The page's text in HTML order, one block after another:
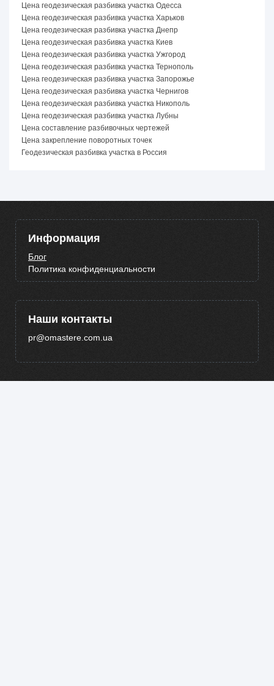
Цена геодезическая разбивка участка Одесса
Цена геодезическая разбивка участка Харьков
Цена геодезическая разбивка участка Днепр
Цена геодезическая разбивка участка Киев
Цена геодезическая разбивка участка Ужгород
Цена геодезическая разбивка участка Тернополь
Цена геодезическая разбивка участка Запорожье
Цена геодезическая разбивка участка Чернигов
Цена геодезическая разбивка участка Никополь
Цена геодезическая разбивка участка Лубны
Цена составление разбивочных чертежей
Цена закрепление поворотных точек
Геодезическая разбивка участка в Россия
Информация
Блог
Политика конфиденциальности
Наши контакты
pr@omastere.com.ua